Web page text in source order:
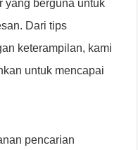
yang berguna untuk
Dari tips
keterampilan, kami
untuk mencapai
pencarian